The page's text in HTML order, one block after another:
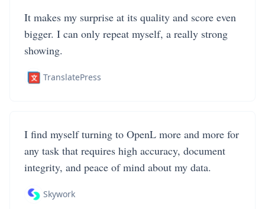
It makes my surprise at its quality and score even
bigger. I can only repeat myself, a really strong
showing.
TranslatePress
I find myself turning to OpenL more and more for
any task that requires high accuracy, document
integrity, and peace of mind about my data.
Skywork